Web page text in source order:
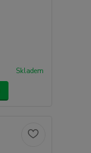
Skladem